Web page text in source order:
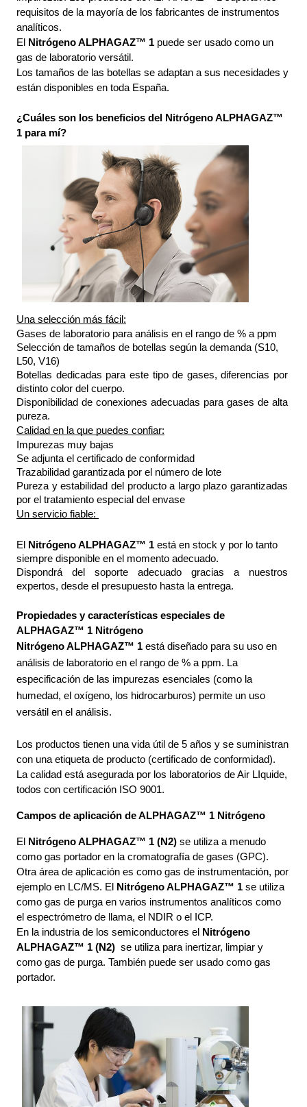
requisitos de la mayoría de los fabricantes de instrumentos
analíticos.
El
Nitrógeno ALPHAGAZ™ 1 puede ser usado como un
gas de laboratorio versátil.
Los tamaños de las botellas se adaptan a sus necesidades y
están disponibles en toda España.
¿Cuáles son los beneficios del Nitrógeno ALPHAGAZ™
1 para mí?
Una selección más fácil:
Gases de laboratorio para análisis en el rango de % a ppm
Selección de tamaños de botellas según la demanda (S10,
L50, V16)
Botellas dedicadas para este tipo de gases, diferencias por
distinto color del cuerpo.
Disponibilidad de conexiones adecuadas para gases de alta
pureza.
Calidad en la que puedes confiar:
Impurezas muy bajas
Se adjunta el certificado de conformidad
Trazabilidad garantizada por el número de lote
Pureza y estabilidad del producto a largo plazo garantizadas
por el tratamiento especial del envase
Un servicio fiable:
El Nitrógeno ALPHAGAZ™ 1 está en stock y por lo tanto
siempre disponible en el momento adecuado.
Dispondrá del soporte adecuado gracias a nuestros
expertos, desde el presupuesto hasta la entrega.
Propiedades y características especiales de
ALPHAGAZ™ 1 Nitrógeno
Nitrógeno ALPHAGAZ™ 1 está diseñado para su uso en
análisis de laboratorio en el rango de % a ppm. La
especificación de las impurezas esenciales (como la
humedad, el oxígeno, los hidrocarburos) permite un uso
versátil en el análisis.
Los productos tienen una vida útil de 5 años y se suministran
con una etiqueta de producto (certificado de conformidad).
La calidad está asegurada por los laboratorios de Air LIquide,
todos con certificación ISO 9001.
Campos de aplicación de ALPHAGAZ™ 1 Nitrógeno
El Nitrógeno ALPHAGAZ™ 1 (N2) se utiliza a menudo
como gas portador en la cromatografía de gases (GPC).
Otra área de aplicación es como gas de instrumentación, por
ejemplo en LC/MS. El
Nitrógeno ALPHAGAZ™ 1 se utiliza
como gas de purga en varios instrumentos analíticos como
el espectrómetro de llama, el NDIR o el ICP.
En la industria de los semiconductores el Nitrógeno
ALPHAGAZ™ 1 (N2) se utiliza para inertizar, limpiar y
como gas de purga. También puede ser usado como gas
portador.